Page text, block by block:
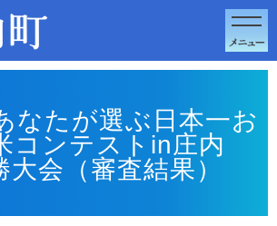
のページの本文へ移動
なたが選ぶ日本一お
コンテストin庄内
会（審査結果）